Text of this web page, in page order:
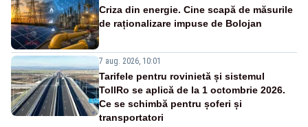
Criza din energie. Cine scapă de măsurile
de raționalizare impuse de Bolojan
7 aug. 2026, 10:01
Tarifele pentru rovinietă și sistemul
TollRo se aplică de la 1 octombrie 2026.
Ce se schimbă pentru șoferi și
transportatori